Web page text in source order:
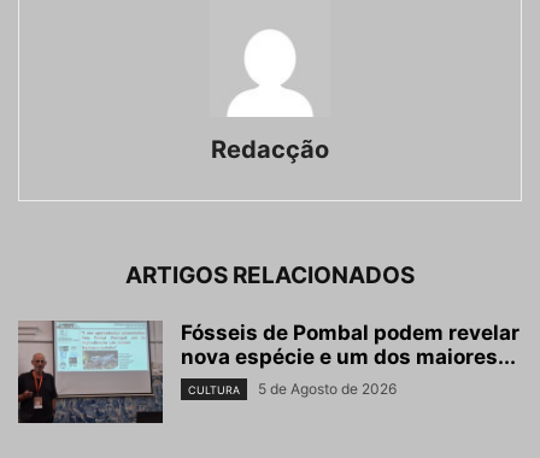
Redacção
ARTIGOS RELACIONADOS
Fósseis de Pombal podem revelar
nova espécie e um dos maiores...
CULTURA 5 de Agosto de 2026